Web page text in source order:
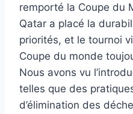
remporté la Coupe du
Qatar a placé la
priorités, et le tournoi
Coupe du monde
Nous avons vu
telles que des
d’élimination des